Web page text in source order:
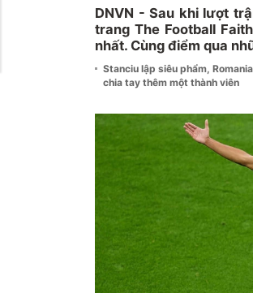
DNVN - Sau khi lượt
trang The Football
nhất. Cùng điểm qua
Stanciu lập siêu phẩm,
chia tay thêm một thành viên